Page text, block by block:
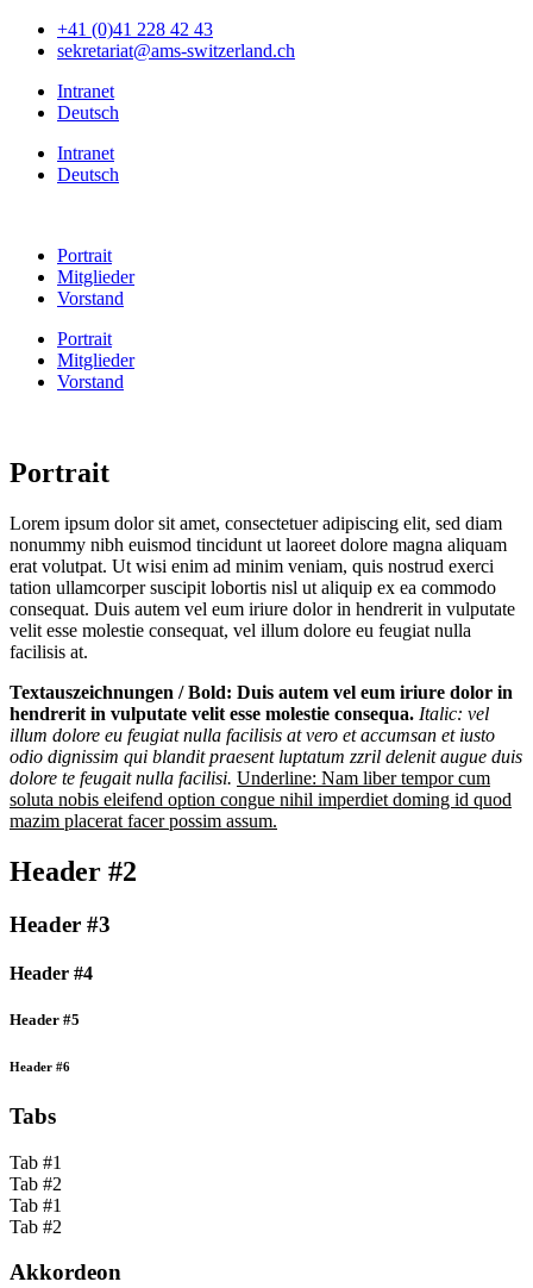
+41 (0)41 228 42 43
sekretariat@ams-switzerland.ch
Intranet
Deutsch
Intranet
Deutsch
Portrait
Mitglieder
Vorstand
Portrait
Mitglieder
Vorstand
Portrait
Lorem ipsum dolor sit amet, consectetuer adipiscing elit, sed diam
nonummy nibh euismod tincidunt ut laoreet dolore magna aliquam
erat volutpat. Ut wisi enim ad minim veniam, quis nostrud exerci
tation ullamcorper suscipit lobortis nisl ut aliquip ex ea commodo
consequat. Duis autem vel eum iriure dolor in hendrerit in vulputate
velit esse molestie consequat, vel illum dolore eu feugiat nulla
facilisis at.
Textauszeichnungen /Bold: Duis autem vel eum iriure dolor in
hendrerit in vulputate velit esse molestie consequa. Italic: vel
illum dolore eu feugiat nulla facilisis at vero et accumsan et iusto
odio dignissim qui blandit praesent luptatum zzril delenit augue duis
dolore te feugait nulla facilisi. Underline: Nam liber tempor cum
soluta nobis eleifend option congue nihil imperdiet doming id quod
mazim placerat facer possim assum.
Header #2
Header #3
Header #4
Header #5
Header #6
Tabs
Tab #1
Tab #2
Tab #1
Tab #2
Akkordeon